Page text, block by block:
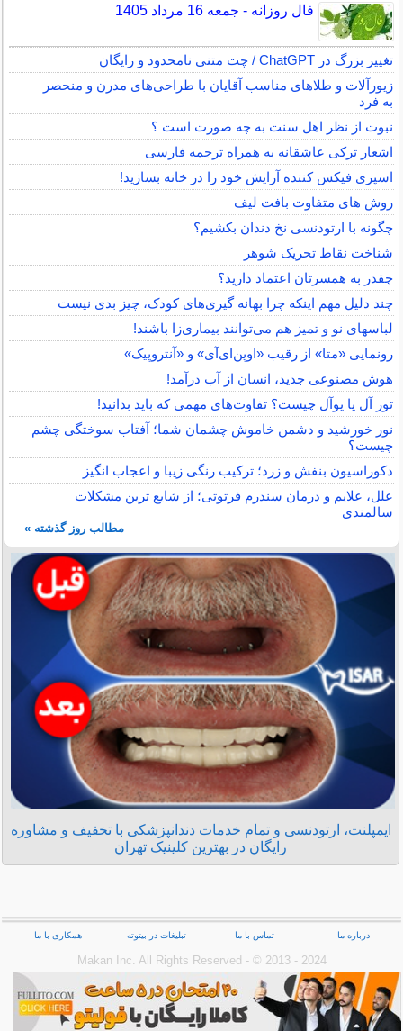
فال روزانه - جمعه 16 مرداد 1405
تغییر بزرگ در ChatGPT / چت متنی نامحدود و رایگان
زیورآلات و طلاهای مناسب آقایان با طراحی‌های مدرن و منحصر
به فرد
نبوت از نظر اهل سنت به چه صورت است ؟
اشعار ترکی عاشقانه به همراه ترجمه فارسی
اسپری فیکس کننده آرایش خود را در خانه بسازید!
روش های متفاوت بافت لیف
چگونه با ارتودنسی نخ دندان بکشیم؟
شناخت نقاط تحریک شوهر
چقدر به همسرتان اعتماد دارید؟
چند دلیل مهم اینکه چرا بهانه گیری‌های کودک، چیز بدی نیست
لباس‎های نو و تمیز هم می‌توانند بیماری‌زا باشند!
رونمایی «متا» از رقیب «اوپن‌ای‌آی» و «آنتروپیک»
هوش مصنوعی جدید، انسان از آب درآمد!
تور آل یا یوآل چیست؟ تفاوت‌های مهمی که باید بدانید!
نور خورشید و دشمن خاموش چشمان شما؛ آفتاب سوختگی چشم
چیست؟
دکوراسیون بنفش و زرد؛ ترکیب رنگی زیبا و اعجاب انگیز
علل، علایم و درمان سندرم فرتوتی؛ از شایع ترین مشکلات
سالمندی
مطالب روز گذشته »
ایمپلنت، ارتودنسی و تمام خدمات دندانپزشکی با تخفیف و مشاوره
رایگان در بهترین کلینیک تهران
درباره ما تماس با ما تبلیغات در بیتوته همکاری با ما
Makan Inc.‎ All Rights Reserved - © 2013 - 2024